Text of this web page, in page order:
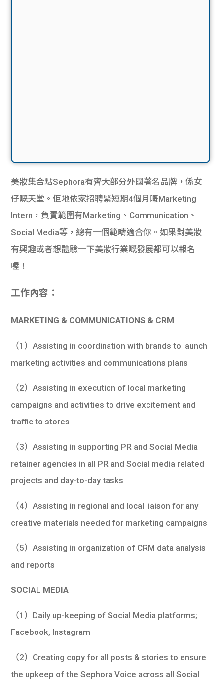
美妝集合點Sephora有齊大部分外國著名品牌，係女
仔嘅天堂。佢地依家招聘緊短期4個月嘅Marketing
Intern，負責範圍有Marketing、Communication、
Social Media等，總有一個範疇適合你。如果對美妝
有興趣或者想體驗一下美妝行業嘅發展都可以報名
喔！
工作內容：
MARKETING & COMMUNICATIONS & CRM
（1）Assisting in coordination with brands to launch
marketing activities and communications plans
（2）Assisting in execution of local marketing
campaigns and activities to drive excitement and
traffic to stores
（3）Assisting in supporting PR and Social Media
retainer agencies in all PR and Social media related
projects and day-to-day tasks
（4）Assisting in regional and local liaison for any
creative materials needed for marketing campaigns
（5）Assisting in organization of CRM data analysis
and reports
SOCIAL MEDIA
（1）Daily up-keeping of Social Media platforms;
Facebook, Instagram
（2）Creating copy for all posts & stories to ensure
the upkeep of the Sephora Voice across all Social